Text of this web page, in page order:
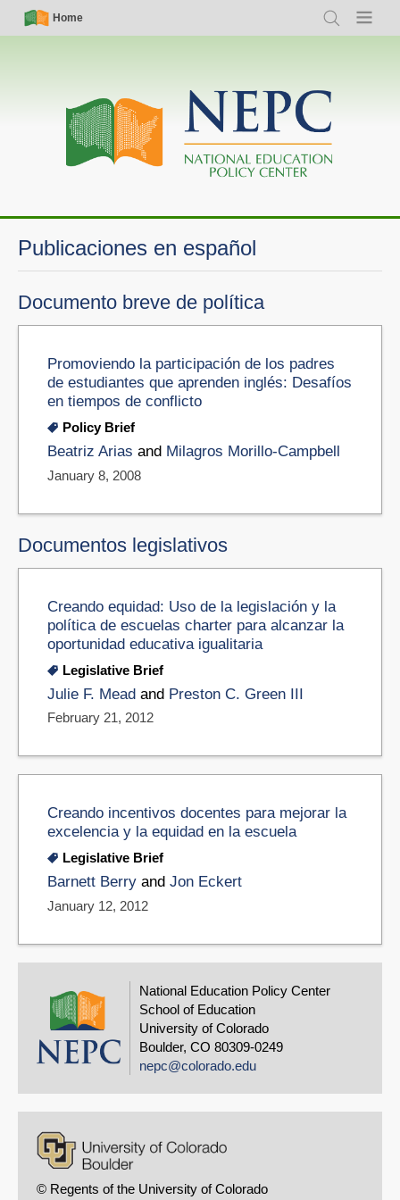
Skip
Simple
Nav
Home
Search Menu
Main
navigation
Publicaciones en español
Documento breve de política
Promoviendo la participación de los padres
de estudiantes que aprenden inglés: Desafíos
en tiempos de conflicto
Policy Brief
Beatriz Arias and Milagros Morillo-Campbell
January 8, 2008
Documentos legislativos
Creando equidad: Uso de la legislación y la
política de escuelas charter para alcanzar la
oportunidad educativa igualitaria
Legislative Brief
Julie F. Mead and Preston C. Green III
February 21, 2012
Creando incentivos docentes para mejorar la
excelencia y la equidad en la escuela
Legislative Brief
Barnett Berry and Jon Eckert
January 12, 2012
National Education Policy Center
School of Education
University of Colorado
Boulder, CO 80309-0249
nepc@colorado.edu
© Regents of the University of Colorado